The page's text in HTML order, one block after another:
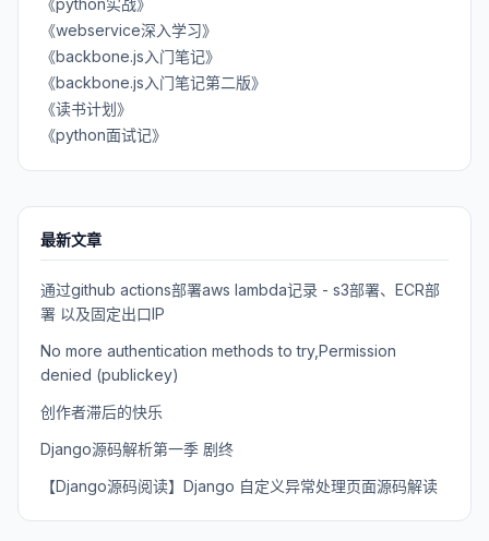
《python实战》
《webservice深入学习》
《backbone.js入门笔记》
《backbone.js入门笔记第二版》
《读书计划》
《python面试记》
最新文章
通过github actions部署aws lambda记录 - s3部署、ECR部
署 以及固定出口IP
No more authentication methods to try,Permission
denied (publickey)
创作者滞后的快乐
Django源码解析第一季 剧终
【Django源码阅读】Django 自定义异常处理页面源码解读